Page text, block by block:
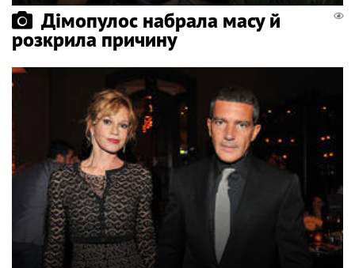
Дімопулос набрала масу й
розкрила причину